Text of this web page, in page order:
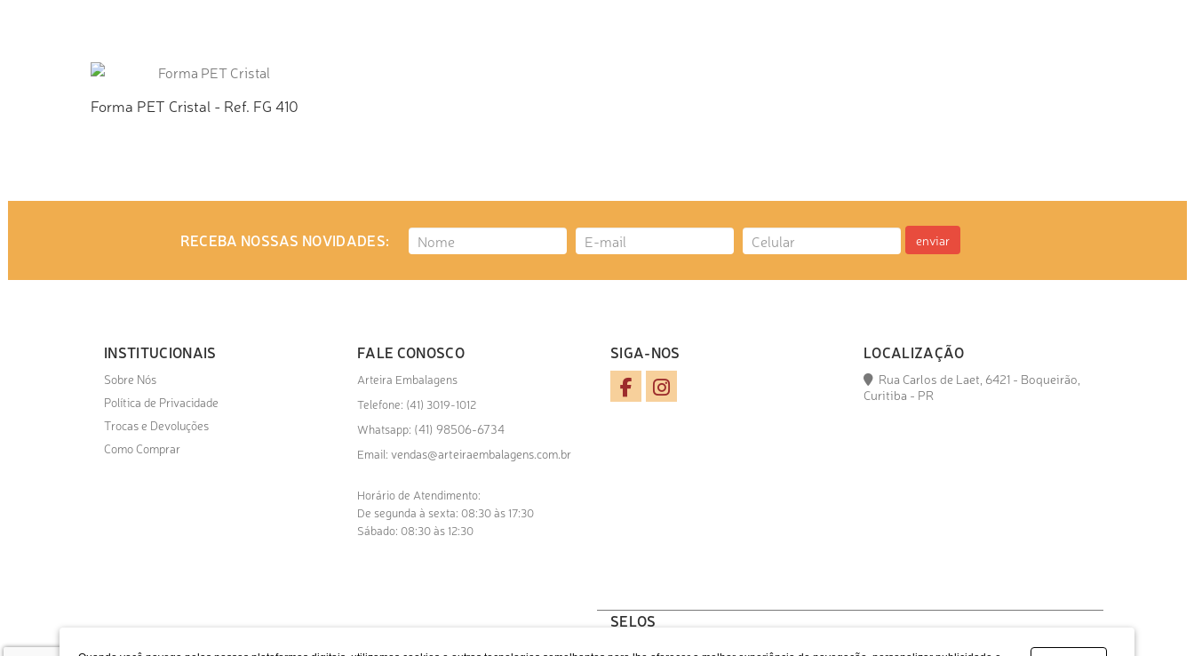
Forma PET Cristal - Ref. FG 410
RECEBA NOSSAS NOVIDADES: enviar
INSTITUCIONAIS
Sobre Nós
Política de Privacidade
Trocas e Devoluções
Como Comprar
FALE CONOSCO
Arteira Embalagens
Telefone: (41) 3019-1012
Whatsapp: (41) 98506-6734
Email: vendas@arteiraembalagens.com.br
Horário de Atendimento:
De segunda à sexta: 08:30 às 17:30
Sábado: 08:30 às 12:30
SIGA-NOS LOCALIZAÇÃO
Rua Carlos de Laet, 6421 - Boqueirão,
Curitiba - PR
SELOS